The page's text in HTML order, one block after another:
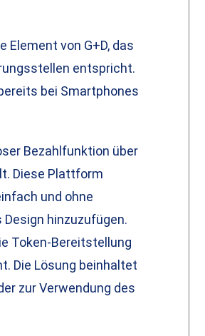
von G+D, das
entspricht.
bei Smartphones
Bezahlfunktion über
Diese Plattform
und ohne
hinzuzufügen.
Token-Bereitstellung
Die Lösung beinhaltet
zur Verwendung des